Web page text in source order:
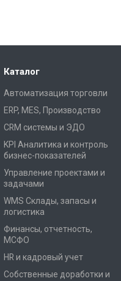
Каталог
Автоматизация торговли
ERP, MES, Производство
CRM системы и ЭДО
KPI Аналитика и контроль
бизнес-показателей
Управление проектами и
задачами
WMS Склады, запасы и
логистика
Финансы, отчетность,
МСФО
HR и кадровый учет
Собственные доработки и